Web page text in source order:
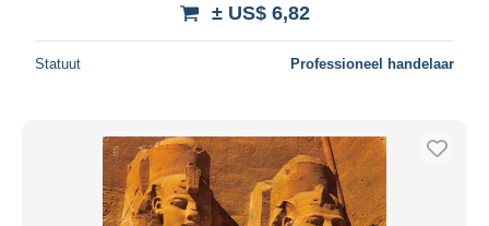
± US$ 6,82
Statuut Professioneel handelaar